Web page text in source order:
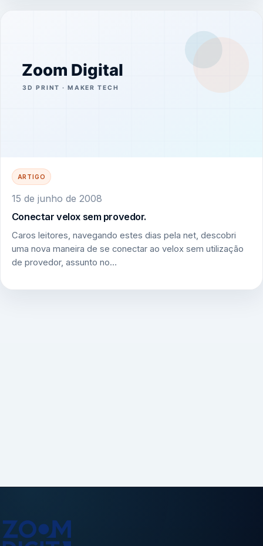
ARTIGO
15 de junho de 2008
Conectar velox sem provedor.
Caros leitores, navegando estes dias pela net, descobri
uma nova maneira de se conectar ao velox sem utilização
de provedor, assunto no…